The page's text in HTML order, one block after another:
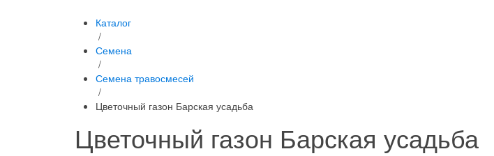
Каталог
/
Семена
/
Семена травосмесей
/
Цветочный газон Барская усадьба
Цветочный газон Барская усадьба